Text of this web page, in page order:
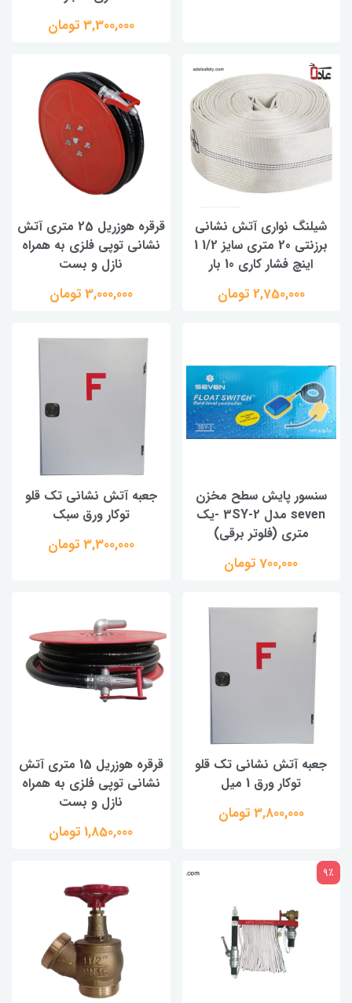
3,300,000 تومان
شیلنگ نواری آتش نشانی
برزنتی 20 متری سایز 1/2 1
اینچ فشار کاری 10 بار
2,750,000 تومان
قرقره هوزریل 25 متری آتش
نشانی توپی فلزی به همراه
نازل و بست
3,000,000 تومان
سنسور پایش سطح مخزن
seven مدل 3SY-2 -یک
متری (فلوتر برقی)
700,000 تومان
جعبه آتش نشانی تک قلو
توکار ورق سبک
3,300,000 تومان
جعبه آتش نشانی تک قلو
توکار ورق 1 میل
3,800,000 تومان
قرقره هوزریل 15 متری آتش
نشانی توپی فلزی به همراه
نازل و بست
1,850,000 تومان
9٪